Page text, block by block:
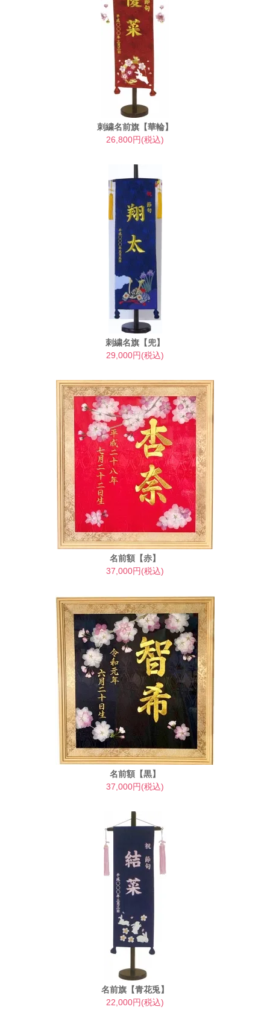
刺繍名前旗【華輪】
26,800円(税込)
刺繍名旗【兜】
29,000円(税込)
名前額【赤】
37,000円(税込)
名前額【黒】
37,000円(税込)
名前旗【青花兎】
22,000円(税込)